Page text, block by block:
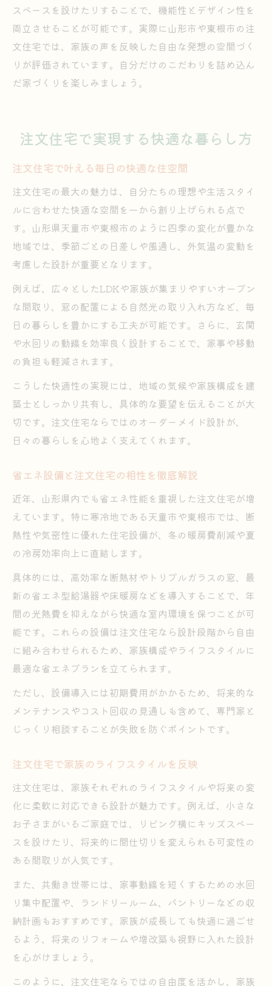
スペースを設けたりすることで、機能性とデザイン性を
両立させることが可能です。実際に山形市や東根市の注
文住宅では、家族の声を反映した自由な発想の空間づく
りが評価されています。自分だけのこだわりを詰め込ん
だ家づくりを楽しみましょう。
注文住宅で実現する快適な暮らし方
注文住宅で叶える毎日の快適な住空間
注文住宅の最大の魅力は、自分たちの理想や生活スタイ
ルに合わせた快適な空間を一から創り上げられる点で
す。山形県天童市や東根市のように四季の変化が豊かな
地域では、季節ごとの日差しや風通し、外気温の変動を
考慮した設計が重要となります。
例えば、広々としたLDKや家族が集まりやすいオープン
な間取り、窓の配置による自然光の取り入れ方など、毎
日の暮らしを豊かにする工夫が可能です。さらに、玄関
や水回りの動線を効率良く設計することで、家事や移動
の負担も軽減されます。
こうした快適性の実現には、地域の気候や家族構成を建
築士としっかり共有し、具体的な要望を伝えることが大
切です。注文住宅ならではのオーダーメイド設計が、
日々の暮らしを心地よく支えてくれます。
省エネ設備と注文住宅の相性を徹底解説
近年、山形県内でも省エネ性能を重視した注文住宅が増
えています。特に寒冷地である天童市や東根市では、断
熱性や気密性に優れた住宅設備が、冬の暖房費削減や夏
の冷房効率向上に直結します。
具体的には、高効率な断熱材やトリプルガラスの窓、最
新の省エネ型給湯器や床暖房などを導入することで、年
間の光熱費を抑えながら快適な室内環境を保つことが可
能です。これらの設備は注文住宅なら設計段階から自由
に組み合わせられるため、家族構成やライフスタイルに
最適な省エネプランを立てられます。
ただし、設備導入には初期費用がかかるため、将来的な
メンテナンスやコスト回収の見通しも含めて、専門家と
じっくり相談することが失敗を防ぐポイントです。
注文住宅で家族のライフスタイルを反映
注文住宅は、家族それぞれのライフスタイルや将来の変
化に柔軟に対応できる設計が魅力です。例えば、小さな
お子さまがいるご家庭では、リビング横にキッズスペー
スを設けたり、将来的に間仕切りを変えられる可変性の
ある間取りが人気です。
また、共働き世帯には、家事動線を短くするための水回
り集中配置や、ランドリールーム、パントリーなどの収
納計画もおすすめです。家族が成長しても快適に過ごせ
るよう、将来のリフォームや増改築も視野に入れた設計
を心がけましょう。
このように、注文住宅ならではの自由度を活かし、家族